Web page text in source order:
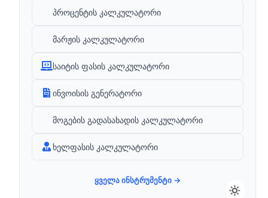
პროცენტის კალკულატორი
მარჟის კალკულატორი
საიტის ფასის კალკულატორი
ინვოისის გენერატორი
მოგების გადასახადის კალკულატორი
ხელფასის კალკულატორი
ყველა ინსტრუმენტი →